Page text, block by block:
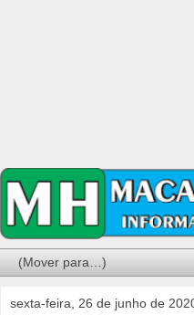
sexta-feira, 26 de junho de